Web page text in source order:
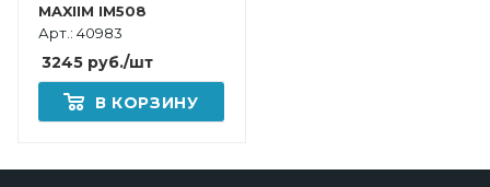
MAXIIM IM508
Арт.: 40983
3245 руб./шт
В КОРЗИНУ